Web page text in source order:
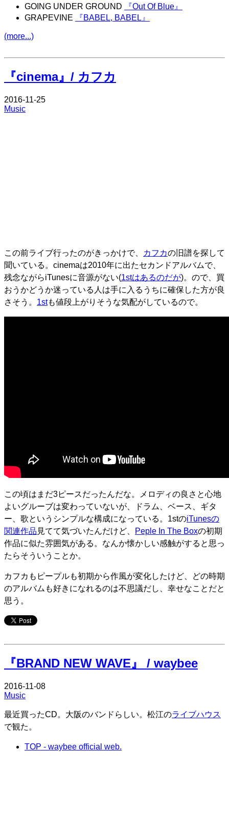
GOING UNDER GROUND
『Out Of Blue』
GRAPEVINE
『BABEL, BABEL』
(more...)
『cinema』/ カフカ
2016-11-25
Music
この前ライブ行ったのがきっかけで、 カフカの旧譜を探して
聞いている。cinemaは2010年に出たセカンドアルバムで、
残念ながらiTunesに音源がない(1stはあるのだが)。ので、買
おうかどうか迷っている人は手に入るうちに確保した方が良
さそう。 1stも値段上がりそうな気配がしているので。
この頃はまだ3ピースだったんだな。メロディの良さと心地
よいグルーブは変わっていないが、ドラム、ベース、ギタ
ー、歌というシンプルな構成になっている。1stのiTunesの
関連作品 見てて気づいたんだけど、 Peple In The Boxの初期
作品に似た雰囲気がある。なんか懐かしい感触がすると思っ
たらそういうことか。
カフカもピープルも初期から作風が変化したけど、どの時期
のアルバムも好きになれるのは不思議だし、幸せなことだと
思う。
『BRAND NEW WAVE』 / waybee
2016-11-08
Music
最近買ったCD。大阪のバンドらしい。松江のライブハウス
で観た。
TOP - waybee official web.